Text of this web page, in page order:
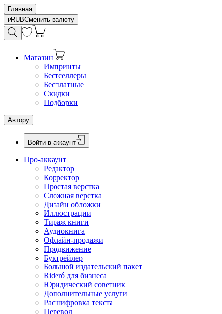
Главная
RUBСменить валюту
Магазин
Импринты
Бестселлеры
Бесплатные
Скидки
Подборки
Автору
Войти в аккаунт
Про-аккаунт
Редактор
Корректор
Простая верстка
Сложная верстка
Дизайн обложки
Иллюстрации
Тираж книги
Аудиокнига
Офлайн-продажи
Продвижение
Буктрейлер
Большой издательский пакет
Rideró для бизнеса
Юридический советник
Дополнительные услуги
Расшифровка текста
Перевод